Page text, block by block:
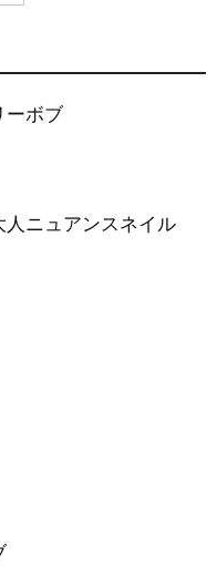
ーボブ
ニュアンスネイル